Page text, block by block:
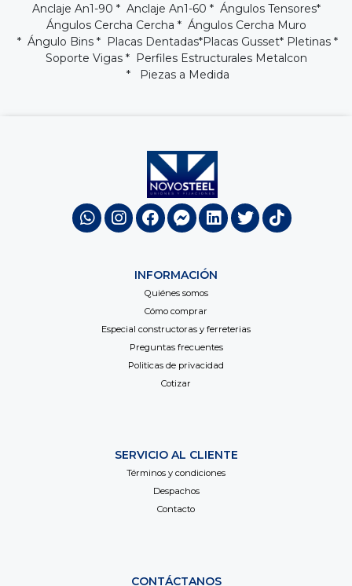
Anclaje An1-90 * Anclaje An1-60 * Ángulos Tensores*
Ángulos Cercha Cercha * Ángulos Cercha Muro
* Ángulo Bins * Placas Dentadas*Placas Gusset* Pletinas *
Soporte Vigas* Perfiles Estructurales Metalcon
* Piezas a Medida
INFORMACIÓN
Quiénes somos
Cómo comprar
Especial constructoras y ferreterias
Preguntas frecuentes
Politicas de privacidad
Cotizar
SERVICIO AL CLIENTE
Términos y condiciones
Despachos
Contacto
CONTÁCTANOS